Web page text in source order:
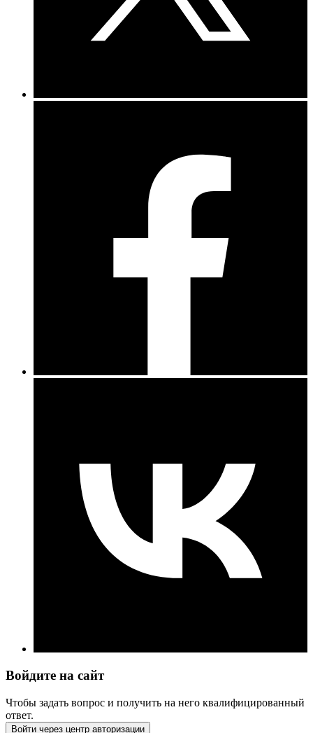
Войдите на сайт
Чтобы задать вопрос и получить на него квалифицированный
ответ.
Войти через центр авторизации